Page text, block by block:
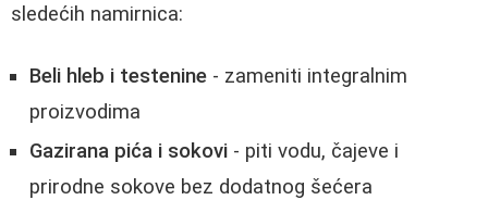
sledećih namirnica:
Beli hleb i testenine - zameniti integralnim
proizvodima
Gazirana pića i sokovi - piti vodu, čajeve i
prirodne sokove bez dodatnog šećera